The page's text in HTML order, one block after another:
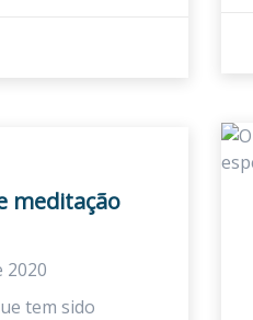
meditação
2020
tem sido